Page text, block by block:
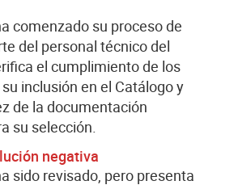
comenzado su proceso de
del personal técnico del
el cumplimiento de los
inclusión en el Catálogo y
de la documentación
su selección.
negativa
sido revisado, pero presenta